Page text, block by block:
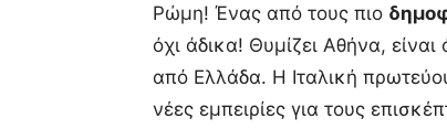
Ρώμη! Ένας από τους πιο
όχι άδικα! Θυμίζει Αθήνα,
από Ελλάδα. Η Ιταλική
νέες εμπειρίες για τους